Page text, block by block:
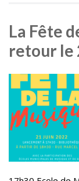
La Fête
retour le